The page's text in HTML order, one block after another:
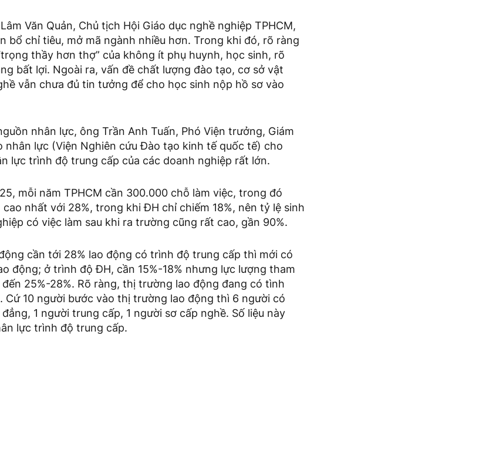
Văn Quản, Chủ tịch Hội Giáo dục nghề nghiệp TPHCM,
bổ chỉ tiêu, mở mã ngành nhiều hơn. Trong khi đó, rõ ràng
thầy hơn thợ” của không ít phụ huynh, học sinh, rõ
bất lợi. Ngoài ra, vấn đề chất lượng đào tạo, cơ sở vật
vẫn chưa đủ tin tưởng để cho học sinh nộp hồ sơ vào
nhân lực, ông Trần Anh Tuấn, Phó Viện trưởng, Giám
nhân lực (Viện Nghiên cứu Đào tạo kinh tế quốc tế) cho
lực trình độ trung cấp của các doanh nghiệp rất lớn.
mỗi năm TPHCM cần 300.000 chỗ làm việc, trong đó
nhất với 28%, trong khi ĐH chỉ chiếm 18%, nên tỷ lệ sinh
có việc làm sau khi ra trường cũng rất cao, gần 90%.
cần tới 28% lao động có trình độ trung cấp thì mới có
động; ở trình độ ĐH, cần 15%-18% nhưng lực lượng tham
25%-28%. Rõ ràng, thị trường lao động đang có tình
Cứ 10 người bước vào thị trường lao động thì 6 người có
1 người trung cấp, 1 người sơ cấp nghề. Số liệu này
lực trình độ trung cấp.